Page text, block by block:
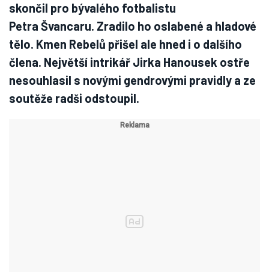
skončil pro bývalého fotbalistu
Petra Švancaru. Zradilo ho oslabené a hladové
tělo. Kmen Rebelů přišel ale hned i o dalšího
člena. Největší intrikář Jirka Hanousek ostře
nesouhlasil s novými gendrovými pravidly a ze
soutěže radši odstoupil.